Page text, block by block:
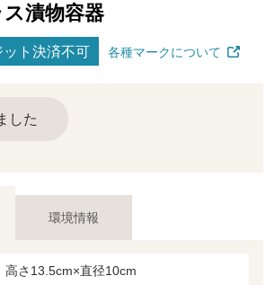
漬物容器
ット決済不可 各種マークについて
した
環境情報
高さ13.5cm×直径10cm